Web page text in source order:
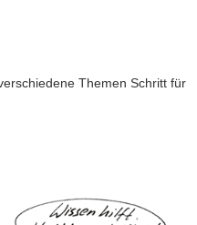
Themen Schritt für